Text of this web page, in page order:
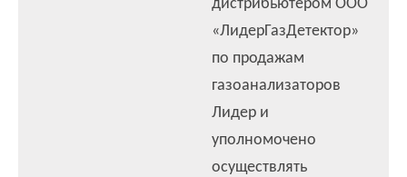
«ЛидерГазДетектор»
по продажам
газоанализаторов
Лидер и
уполномочено
осуществлять